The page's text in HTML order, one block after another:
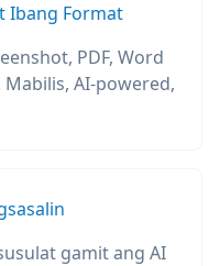
Ibang Format
PDF, Word
AI-powered,
gamit ang AI